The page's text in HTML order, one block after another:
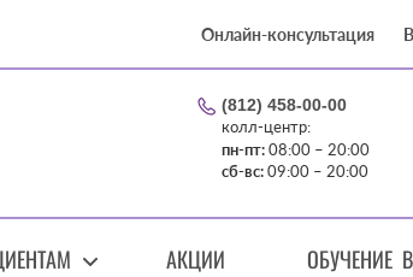
Онлайн-консультация
(812) 458-00-00
колл-центр:
пн-пт:08:00 – 20:00
сб-вс:09:00 – 20:00
АКЦИИ ОБУЧЕНИЕ